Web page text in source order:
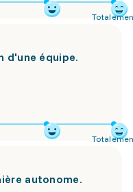
d'une équipe.
autonome.